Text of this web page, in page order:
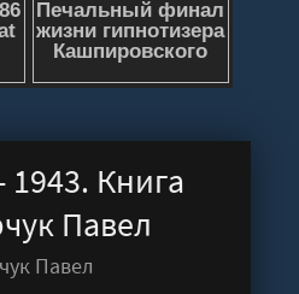
Книга
Павел
Павел